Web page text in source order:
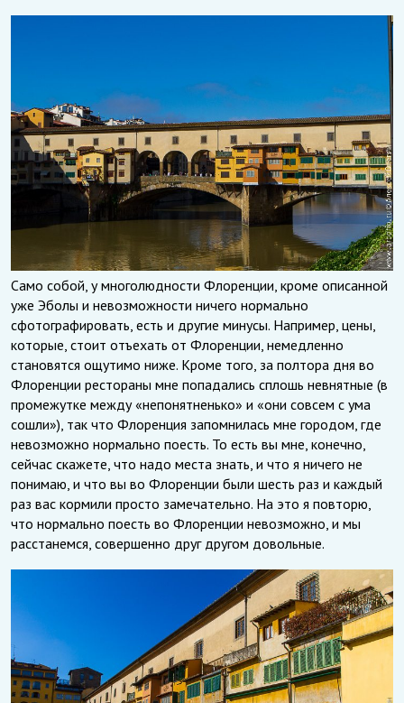
Само собой, у многолюдности Флоренции, кроме описанной
уже Эболы и невозможности ничего нормально
сфотографировать, есть и другие минусы. Например, цены,
которые, стоит отъехать от Флоренции, немедленно
становятся ощутимо ниже. Кроме того, за полтора дня во
Флоренции рестораны мне попадались сплошь невнятные (в
промежутке между «непонятненько» и «они совсем с ума
сошли»), так что Флоренция запомнилась мне городом, где
невозможно нормально поесть. То есть вы мне, конечно,
сейчас скажете, что надо места знать, и что я ничего не
понимаю, и что вы во Флоренции были шесть раз и каждый
раз вас кормили просто замечательно. На это я повторю,
что нормально поесть во Флоренции невозможно, и мы
расстанемся, совершенно друг другом довольные.